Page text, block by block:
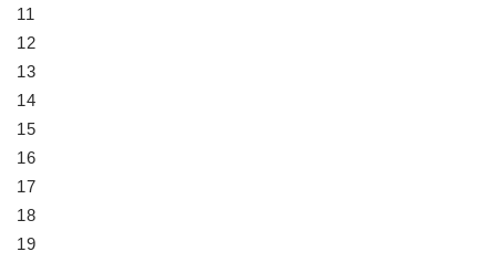
11
12
13
14
15
16
17
18
19